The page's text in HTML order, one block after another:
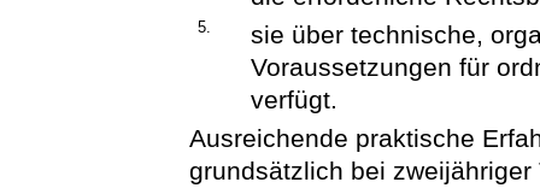
5.
sie über technische,
Voraussetzungen für
verfügt.
Ausreichende praktische
grundsätzlich bei